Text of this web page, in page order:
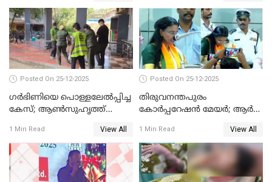
Posted On 25-12-2025
ഗര്‍ഭിണിയെ പൊള്ളലേല്‍പ്പിച്ച
കേസ്; ആണ്‍സുഹൃത്ത്
1 Min Read View All
Posted On 25-12-2025
തിരുവനന്തപുരം
കോര്‍പ്പറേഷന്‍ മേയർ; ആര്‍
1 Min Read View All